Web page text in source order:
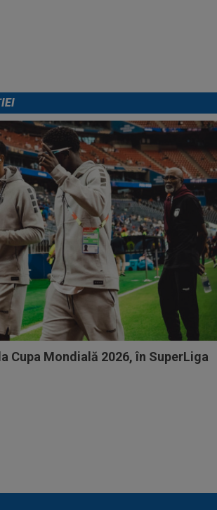
Cupa Mondială 2026, în SuperLiga